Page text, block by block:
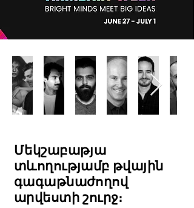
Մեկշաբաթյա
տևողությամբ թվային
գագաթնաժողով
արվեստի շուրջ։